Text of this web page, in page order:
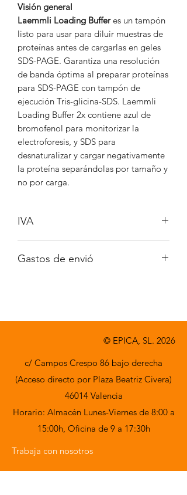
Visión general
Laemmli Loading Bufferes un tampón
listo para usar para diluir muestras de
proteínas antes de cargarlas en geles
SDS-PAGE. Garantiza una resolución
de banda óptima al preparar proteínas
para SDS-PAGE con tampón de
ejecución Tris-glicina-SDS. Laemmli
Loading Buffer 2x contiene azul de
bromofenol para monitorizar la
electroforesis, y SDS para
desnaturalizar y cargar negativamente
la proteína separándolas por tamaño y
no por carga.
IVA
Gastos de envió
© EPICA, SL. 2026
c/ Campos Crespo 86 bajo derecha
(Acceso directo por Plaza Beatriz Civera)
46014 Valencia
Horario: Almacén Lunes-Viernes de 8:00 a
15:00h, Oficina de 9 a 17:30h
Trabaja con nosotros